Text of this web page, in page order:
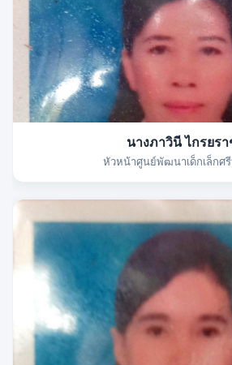
นางภาวินี ไกรยร
หัวหน้าศูนย์พัฒนาเด็กเล็กศรี